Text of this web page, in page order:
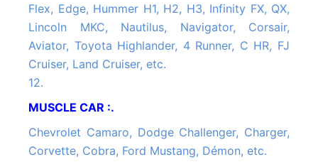
Flex, Edge, Hummer H1, H2, H3, Infinity FX, QX,
Lincoln MKC, Nautilus, Navigator, Corsair,
Aviator, Toyota Highlander, 4 Runner, C HR, FJ
Cruiser, Land Cruiser, etc.
12.
MUSCLE CAR :.
Chevrolet Camaro, Dodge Challenger, Charger,
Corvette, Cobra, Ford Mustang, Démon, etc.